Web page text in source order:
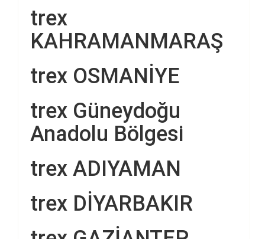
trex
KAHRAMANMARAŞ
trex OSMANİYE
trex Güneydoğu
Anadolu Bölgesi
trex ADIYAMAN
trex DİYARBAKIR